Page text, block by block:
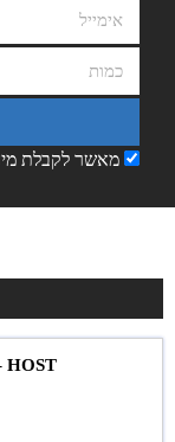
מאשר לקבלת
HOST – משטח שולחני ענק 35/75/4 ס"מ